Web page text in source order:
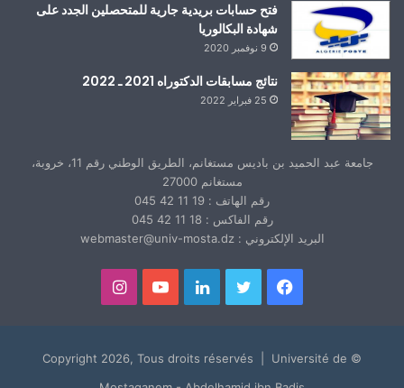
فتح حسابات بريدية جارية للمتحصلين الجدد على
شهادة البكالوريا
9 نوفمبر 2020
نتائج مسابقات الدكتوراه 2021 ـ 2022
25 فبراير 2022
جامعة عبد الحميد بن باديس مستغانم، الطريق الوطني رقم 11، خروبة،
مستغانم 27000
رقم الهاتف : 19 11 42 045
رقم الفاكس : 18 11 42 045
البريد الإلكتروني : webmaster@univ-mosta.dz
فيسبوك تويتر لينكدإنيوتيوبانستقرام
© Copyright 2026, Tous droits réservés | Université de